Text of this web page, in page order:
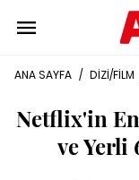
ANA SAYFA / DİZİ/FİLM
Netflix'in
ve